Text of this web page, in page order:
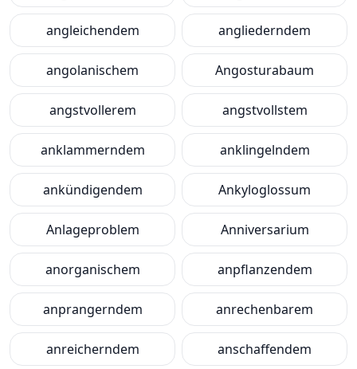
angleichendem angliederndem
angolanischem Angosturabaum
angstvollerem angstvollstem
anklammerndem anklingelndem
ankündigendem Ankyloglossum
Anlageproblem Anniversarium
anorganischem anpflanzendem
anprangerndem anrechenbarem
anreicherndem anschaffendem